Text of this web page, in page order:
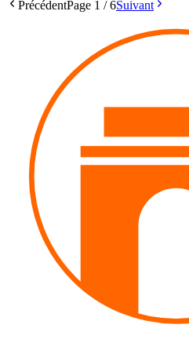
PrécédentPage 1 /6Suivant